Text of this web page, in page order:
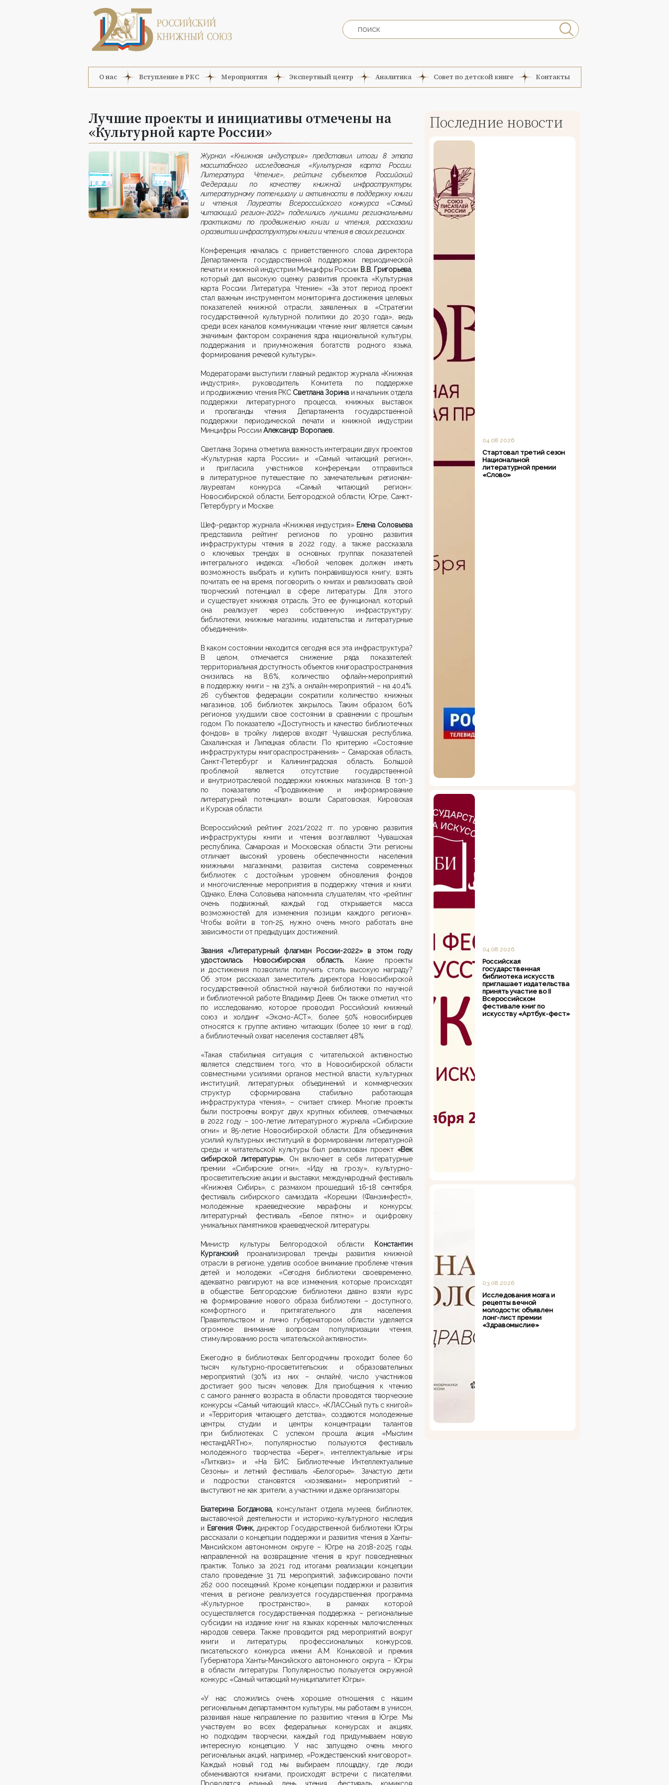
О нас Вступление в РКС Мероприятия Экспертный центр Аналитика Совет по детской книге Контакты
Лучшие проекты и инициативы отмечены на
«Культурной карте России»
Журнал «Книжная индустрия» представил итоги 8 этапа
масштабного исследования «Культурная карта России.
Литература. Чтение», рейтинг субъектов Российский
Федерации по качеству книжной инфраструктуры,
литературному потенциалу и активности в поддержку книги
и чтения. Лауреаты Всероссийского конкурса «Самый
читающий регион-2022» поделились лучшими региональными
практиками по продвижению книги и чтения, рассказали
о развитии инфраструктуры книги и чтения в своих регионах.
Конференция началась с приветственного слова директора
Департамента государственной поддержки периодической
печати и книжной индустрии Минцифры России В.В. Григорьева
который дал высокую оценку развития проекта «Культурная
карта России. Литература. Чтение»: «За этот период проект
стал важным инструментом мониторинга достижения целевых
показателей книжной отрасли, заявленных в «Стратегии
государственной культурной политики до 2030 года», ведь
среди всех каналов коммуникации чтение книг является самым
значимым фактором сохранения ядра национальной культуры,
поддержания и приумножения богатств родного языка,
формирования речевой культуры».
Модераторами выступили главный редактор журнала «Книжная
индустрия», руководитель Комитета по поддержке
и продвижению чтения РКС Светлана Зорина и начальник отдела
поддержки литературного процесса, книжных выставок
и пропаганды чтения Департамента государственной
поддержки периодической печати и книжной индустрии
Минцифры России Александр Воропаев.
Светлана Зорина отметила важность интеграции двух проектов
«Культурная карта России» и «Самый читающий регион»,
и пригласила участников конференции отправиться
в литературное путешествие по замечательным регионам-
лауреатам конкурса «Самый читающий регион»:
Новосибирской области, Белгородской области, Югре, Санкт-
Петербургу и Москве.
Шеф-редактор журнала «Книжная индустрия» Елена Соловьева
представила рейтинг регионов по уровню развития
инфраструктуры чтения в 2022 году, а также рассказала
о ключевых трендах в основных группах показателей
интегрального индекса: «Любой человек должен иметь
возможность выбрать и купить понравившуюся книгу, взять
почитать ее на время, поговорить о книгах и реализовать свой
творческий потенциал в сфере литературы. Для этого
и существует книжная отрасль. Это ее функционал, который
она реализует через собственную инфраструктуру:
библиотеки, книжные магазины, издательства и литературные
объединения».
В каком состоянии находится сегодня вся эта инфраструктура?
В целом, отмечается снижение ряда показателей:
территориальная доступность объектов книгораспространения
снизилась на 8,6%, количество офлайн-мероприятий
в поддержку книги – на 23%, а онлайн-мероприятий – на 40,4%.
26 субъектов федерации сократили количество книжных
магазинов, 106 библиотек закрылось. Таким образом, 60%
регионов ухудшили свое состоянии в сравнении с прошлым
годом. По показателю «Доступность и качество библиотечных
фондов» в тройку лидеров входят Чувашская республика,
Сахалинская и Липецкая области. По критерию «Состояние
инфраструктуры книгораспространения» – Самарская область,
Санкт-Петербург и Калининградская область. Большой
проблемой является отсутствие государственной
и внутриотраслевой поддержки книжных магазинов. В топ-3
по показателю «Продвижение и информирование
литературный потенциал» вошли Саратовская, Кировская
и Курская области.
Всероссийский рейтинг 2021/2022 гг. по уровню развития
инфраструктуры книги и чтения возглавляют Чувашская
республика, Самарская и Московская области. Эти регионы
отличает высокий уровень обеспеченности населения
книжными магазинами, развитая система современных
библиотек с достойным уровнем обновления фондов
и многочисленные мероприятия в поддержку чтения и книги.
Однако, Елена Соловьева напомнила слушателям, что «рейтинг
очень подвижный, каждый год открывается масса
возможностей для изменения позиции каждого региона».
Чтобы войти в топ-25, нужно очень много работать вне
зависимости от предыдущих достижений.
Звания «Литературный флагман России-2022» в этом году
удостоилась Новосибирская область. Какие проекты
и достижения позволили получить столь высокую награду?
Об этом рассказал заместитель директора Новосибирской
государственной областной научной библиотеки по научной
и библиотечной работе Владимир Деев. Он также отметил, что
по исследованию, которое проводил Российский книжный
союз и холдинг «Эксмо-АСТ», более 50% новосибирцев
относятся к группе активно читающих (более 10 книг в год),
а библиотечный охват населения составляет 48%.
«Такая стабильная ситуация с читательской активностью
является следствием того, что в Новосибирской области
совместными усилиями органов местной власти, культурных
институций, литературных объединений и коммерческих
структур сформирована стабильно работающая
инфраструктура чтения», – считает спикер. Многие проекты
были построены вокруг двух крупных юбилеев, отмечаемых
в 2022 году – 100-летие литературного журнала «Сибирские
огни» и 85-летие Новосибирской области. Для объединения
усилий культурных институций в формировании литературной
среды и читательской культуры был реализован проект «Век
сибирской литературы». Он включает в себя литературные
премии «Сибирские огни», «Иду на грозу», культурно-
просветительские акции и выставки; международный фестиваль
«Книжная Сибирь», с размахом прошедший 16-18 сентября,
фестиваль сибирского самиздата «Корешки (Фанзинфест)»,
молодежные краеведческие марафоны и конкурсы;
литературный фестиваль «Белое пятно» и оцифровку
уникальных памятников краеведческой литературы.
Министр культуры Белгородской области Константин
Курганский проанализировал тренды развития книжной
отрасли в регионе, уделив особое внимание проблеме чтения
детей и молодежи: «Сегодня библиотеки своевременно,
адекватно реагируют на все изменения, которые происходят
в обществе. Белгородские библиотеки давно взяли курс
на формирование нового образа библиотеки – доступного,
комфортного и притягательного для населения.
Правительством и лично губернатором области уделяется
огромное внимание вопросам популяризации чтения,
стимулированию роста читательской активности».
Ежегодно в библиотеках Белгородчины проходит более 60
тысяч культурно-просветительских и образовательных
мероприятий (30% из них – онлайн), число участников
достигает 900 тысяч человек. Для приобщения к чтению
с самого раннего возраста в области проводятся творческие
конкурсы «Самый читающий класс», «КЛАССный путь с книгой»
и «Территория читающего детства», создаются молодежные
центры, студии и центры концентрации талантов
при библиотеках. С успехом прошла акция «Мыслим
нестандARTно», популярностью пользуются фестиваль
молодежного творчества «Берег», интеллектуальные игры
«Литквиз» и «На БИС: Библиотечные Интеллектуальные
Сезоны» и летний фестиваль «Белогорье». Зачастую дети
и подростки становятся «хозяевами» мероприятий –
выступают не как зрители, а участники и даже организаторы.
Екатерина Богданова, консультант отдела музеев, библиотек,
выставочной деятельности и историко-культурного наследия
и Евгения Финк, директор Государственной библиотеки Югры
рассказали о концепции поддержки и развития чтения в Ханты-
Мансийском автономном округе – Югре на 2018-2025 годы,
направленной на возвращение чтения в круг повседневных
практик. Только за 2021 год итогами реализации концепции
стало проведение 31 711 мероприятий, зафиксировано почти
262 000 посещений. Кроме концепции поддержки и развития
чтения, в регионе реализуется государственная программа
«Культурное пространство», в рамках которой
осуществляется государственная поддержка – региональные
субсидии на издание книг на языках коренных малочисленных
народов севера. Также проводится ряд мероприятий вокруг
книги и литературы, профессиональных конкурсов,
писательского конкурса имени А.М. Коньковой и премия
Губернатора Ханты-Мансийского автономного округа – Югры
в области литературы. Популярностью пользуется окружной
конкурс «Самый читающий муниципалитет Югры».
«У нас сложились очень хорошие отношения с нашим
региональным департаментом культуры, мы работаем в унисон,
развивая наше направление по развитию чтения в Югре. Мы
участвуем во всех федеральных конкурсах и акциях,
но подходим творчески, каждый год придумываем новую
интересную концепцию. У нас запущено очень много
региональных акций, например, «Рождественский книговорот».
Каждый новый год мы выбираем площадку, где люди
обмениваются книгами, происходят встречи с писателями.
Проводятся единый день чтения, фестиваль комиксов
Последние новости
04.08.2026
Стартовал третий сезон
Национальной
литературной премии
«Слово»
04.08.2026
Российская
государственная
библиотека искусств
приглашает издательства
принять участие во II
Всероссийском
фестивале книг по
искусству «Артбук-фест»
03.08.2026
Исследования мозга и
рецепты вечной
молодости: объявлен
лонг-лист премии
«Здравомыслие»